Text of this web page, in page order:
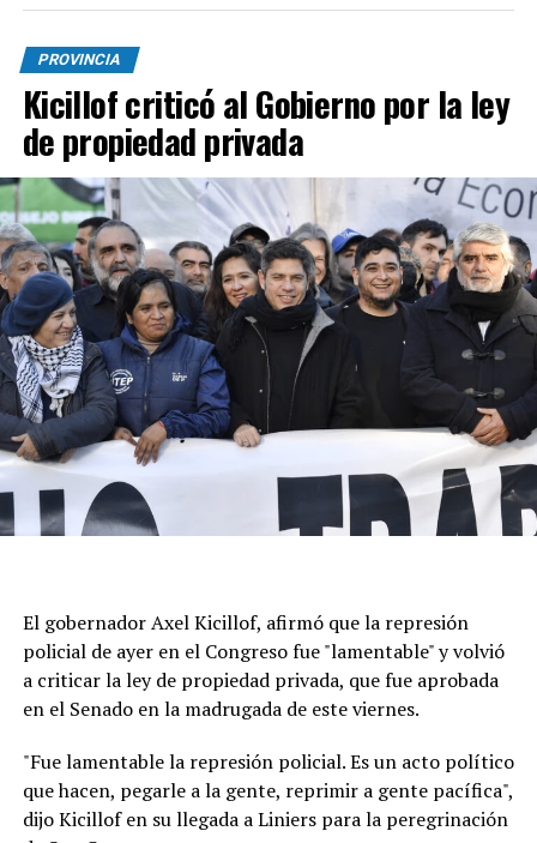
PROVINCIA
Kicillof criticó al Gobierno por la ley
de propiedad privada
El gobernador Axel Kicillof, afirmó que la represión
policial de ayer en el Congreso fue "lamentable" y volvió
a criticar la ley de propiedad privada, que fue aprobada
en el Senado en la madrugada de este viernes.
"Fue lamentable la represión policial. Es un acto político
que hacen, pegarle a la gente, reprimir a gente pacífica",
dijo Kicillof en su llegada a Liniers para la peregrinación